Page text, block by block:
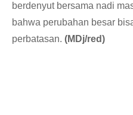
berdenyut bersama nadi
bahwa perubahan besar
perbatasan. (MDj/red)